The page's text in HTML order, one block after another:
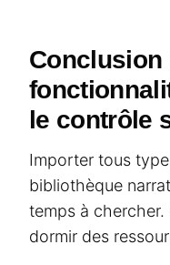
Conclusion
le contrôle
Importer tous
bibliothèque
temps à chercher.
dormir des